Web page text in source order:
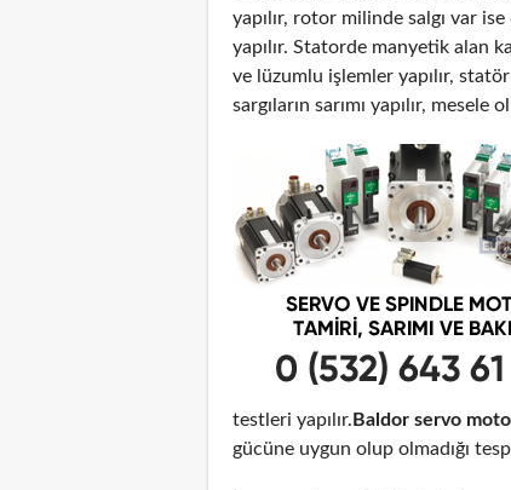
yapılır, rotor milinde salgı var ise
yapılır. Statorde manyetik alan
ve lüzumlu işlemler yapılır,
sargıların sarımı yapılır,
testleri yapılır.Baldor servo
gücüne uygun olup olmadığı